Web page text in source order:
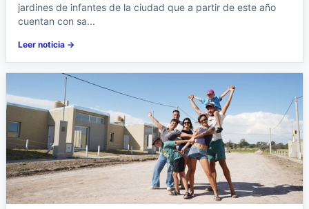
jardines de infantes de la ciudad que a partir de este año
cuentan con sa...
Leer noticia →